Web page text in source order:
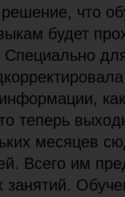
что
будет
теперь
месяцев
Всего им